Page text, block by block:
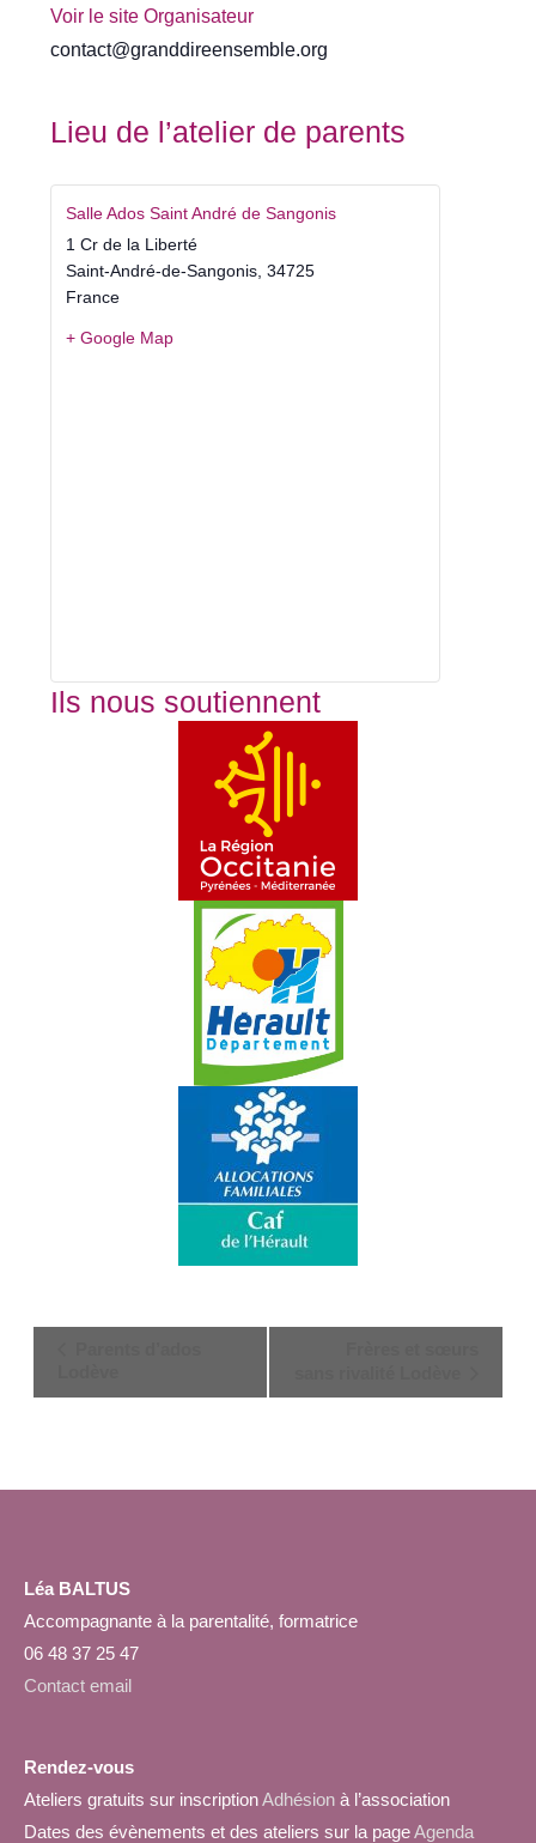
Voir le site Organisateur
contact@granddireensemble.org
Lieu de l’atelier de parents
Salle Ados Saint André de Sangonis
1 Cr de la Liberté
Saint-André-de-Sangonis, 34725
France
+ Google Map
Ils nous soutiennent
Léa BALTUS
Accompagnante à la parentalité, formatrice
06 48 37 25 47
Contact email
Rendez-vous
Ateliers gratuits sur inscriptionAdhésion à l’association
Dates des évènements et des ateliers sur la pageAgenda